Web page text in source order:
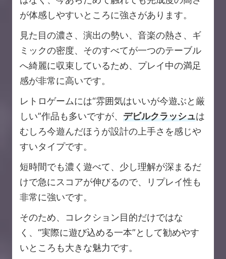
が体感しやすいところに強さがあります。
見た目の濃さ、演出の勢い、音楽の熱さ、ギ
ミックの密度、そのすべてが一つのテーブル
へ綺麗に収束しているため、プレイ中の満足
感が非常に高いです。
レトロゲームには“雰囲気はいいが今遊ぶと厳
しい”作品も多いですが、 デビルクラッシュは
むしろ今遊んだほうが設計の上手さを感じや
すいタイプです。
短時間でも濃く遊べて、少し理解が深まるだ
けで急にスコアが伸びるので、リプレイ性も
非常に強いです。
そのため、コレクション目的だけではな
く、“実際に遊び込める一本”として勧めやす
いところも大きな魅力です。